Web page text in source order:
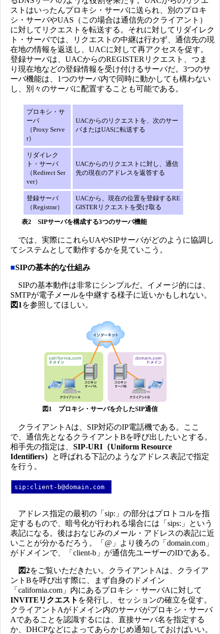
ストはいったんプロキシ・サーバに送られ、別のプロキ
シ・サーバやUAS（この場合は通信先のクライアント）
に対してリクエストを転送する。それに対してリダイレク
ト・サーバでは、リクエストの中継は行わず、通信先の現
在地の情報を返送し、UACに対して再アクセスを促す。
登録サーバは、UACからのREGISTERリクエスト、つま
り現在地などの登録情報を受け付けるサーバだ。3つのサ
ーバ機能は、1つのサーバ内で同時に動かしても構わない
し、別々のサーバに配置することも可能である。
プロキシ・サ
ーバ
（Proxy Serve
r）
UACからのリクエストを、次のサー
バまたはUASに転送する
リダイレク
ト・サーバ
（Redirect Ser
ver）
UACからのリクエストに対し、通信
先の現在のアドレスを返答する
登録サーバ
（Registrar）
UACから、現在の位置を登録するRE
GISTERリクエストを受け取る
表2 SIPサーバを構成する3つのサーバ機能
では、実際にこれらUAやSIPサーバがどのように協調し
てシステムとして動作するかを見ていこう。
■SIPの基本的な仕組み
SIPの基本動作は非常にシンプルだ。イメージ的には、
SMTPが電子メールを中継する様子に近いかもしれない。
図1 を参照してほしい。
図1 プロキシ・サーバを介したSIP通信
クライアントAは、SIP対応のIP電話機である。ここ
で、通信先となるクライアントBを呼び出したいとする。
相手先の指定は、 SIP-URI（Uniform Resource
Identifiers）
と呼ばれる下記のようなアドレス表記で指定
を行う。
sip:client-b@domain.com
アドレス指定の最初の「sip:」の部分はプロトコルを指
定するもので、暗号化が行われる場合には「sips:」という
表記になる。後はおなじみのメール・アドレスの表記に近
いことが分かるだろう。「@」より後ろの「domain.com」
がドメインで、「client-b」が通信先ユーザーのIDである。
図2をご覧いただきたい。クライアントAは、クライア
ントBを呼び出す際に、まず自身のドメイン
「california.com」内にあるプロキシ・サーバAに対して
INVITEリクエスト を発行し、セッションの確立を促す。
クライアントAがドメイン内のサーバがプロキシ・サーバ
Aであることを認識するには、直接サーバ名を指定する
か、DHCPなどによってあらかじめ通知しておけばいい。